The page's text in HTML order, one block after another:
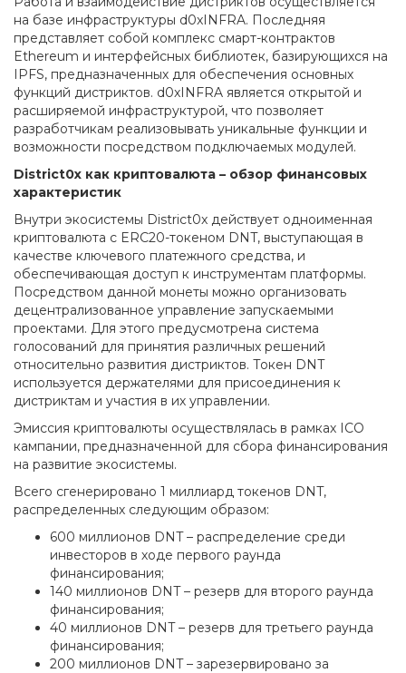
на базе инфраструктуры d0xINFRA. Последняя
представляет собой комплекс смарт-контрактов
Ethereum и интерфейсных библиотек, базирующихся на
IPFS, предназначенных для обеспечения основных
функций дистриктов. d0xINFRA является открытой и
расширяемой инфраструктурой, что позволяет
разработчикам реализовывать уникальные функции и
возможности посредством подключаемых модулей.
District0x как криптовалюта – обзор финансовых
характеристик
Внутри экосистемы District0x действует одноименная
криптовалюта с ERC20-токеном DNT, выступающая в
качестве ключевого платежного средства, и
обеспечивающая доступ к инструментам платформы.
Посредством данной монеты можно организовать
децентрализованное управление запускаемыми
проектами. Для этого предусмотрена система
голосований для принятия различных решений
относительно развития дистриктов. Токен DNT
используется держателями для присоединения к
дистриктам и участия в их управлении.
Эмиссия криптовалюты осуществлялась в рамках ICO
кампании, предназначенной для сбора финансирования
на развитие экосистемы.
Всего сгенерировано 1 миллиард токенов DNT,
распределенных следующим образом:
600 миллионов DNT – распределение среди
инвесторов в ходе первого раунда
финансирования;
140 миллионов DNT – резерв для второго раунда
финансирования;
40 миллионов DNT – резерв для третьего раунда
финансирования;
200 миллионов DNT – зарезервировано за